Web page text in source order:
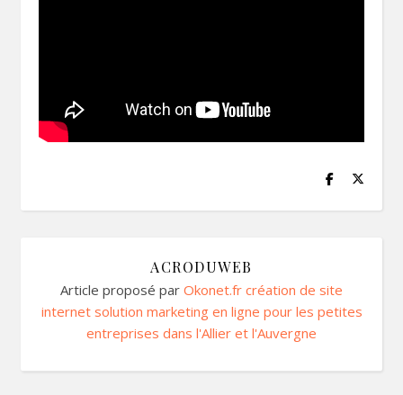
ACRODUWEB
Article proposé par Okonet.fr création de site
internet solution marketing en ligne pour les petites
entreprises dans l'Allier et l'Auvergne